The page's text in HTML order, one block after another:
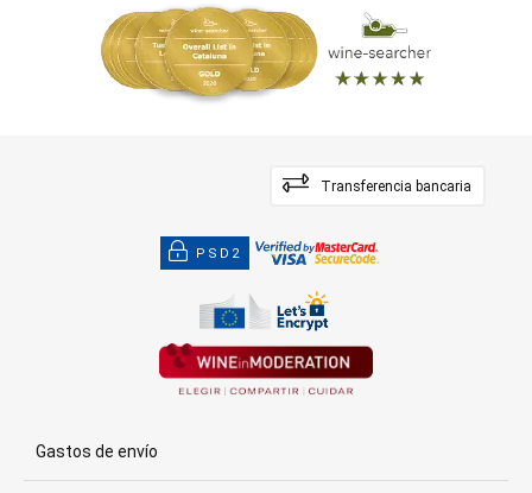
Transferencia bancaria
PSD2
Gastos de envío